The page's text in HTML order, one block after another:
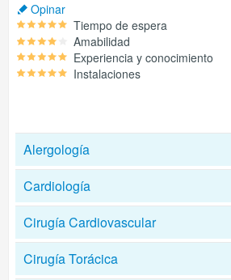
Opinar
Tiempo de espera
Amabilidad
Experiencia y conocimiento
Instalaciones
Alergología
Cardiología
Cirugía Cardiovascular
Cirugía Torácica